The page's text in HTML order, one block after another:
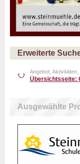
Erweiterte
Angebot,
Übersichtsseite:
Ausgewählte